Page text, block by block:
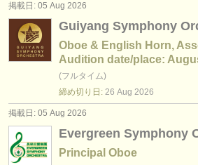
ユース オーケストラ
musicalchairs:
musicalchairsについて
お問い合わせ
rss feeds
クラシック音楽ニュース
掲載日: 05 Aug 2026
Guiyang Symphony
Oboe & English Horn,
Audition date/place:
(フルタイム)
締め切り日: 26 Aug 2026
掲載日: 05 Aug 2026
Evergreen Symphony
Principal Oboe